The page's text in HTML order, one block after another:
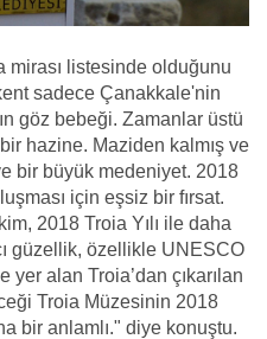
mirası listesinde olduğunu
sadece Çanakkale'nin
göz bebeği. Zamanlar üstü
hazine. Maziden kalmış ve
bir büyük medeniyet. 2018
için eşsiz bir fırsat.
2018 Troia Yılı ile daha
güzellik, özellikle UNESCO
yer alan Troia’dan çıkarılan
Troia Müzesinin 2018
bir anlamlı." diye konuştu.